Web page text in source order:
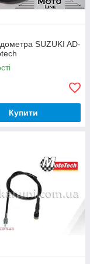
SUZUKI AD-
Купити